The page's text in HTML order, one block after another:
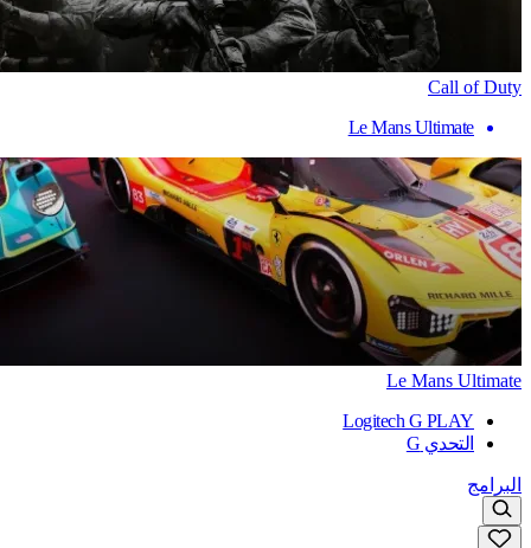
Call of Duty
Le Mans Ultimate
Le Mans Ultimate
Logitech G PLAY
التحدي G
البرامج